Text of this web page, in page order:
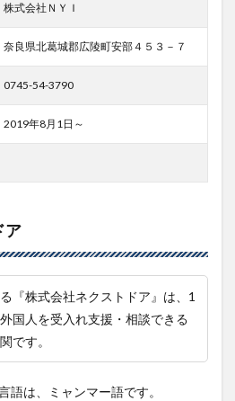
株式会社ＮＹＩ
奈良県北葛城郡広陵町安部４５３－７
0745-54-3790
2019年8月1日～
ア
『株式会社ネクストドア』は、1
国人を受入れ支援・相談できる
です。
語は、ミャンマー語です。